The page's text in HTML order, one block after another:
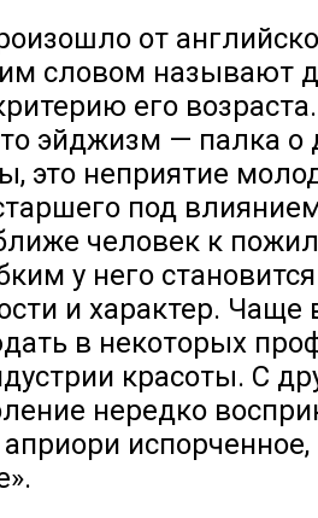
от
словом называют
его
эйджизм — палка о
это неприятие
под
человек к
у него
и характер. Чаще
в некоторых
красоты. С
нередко